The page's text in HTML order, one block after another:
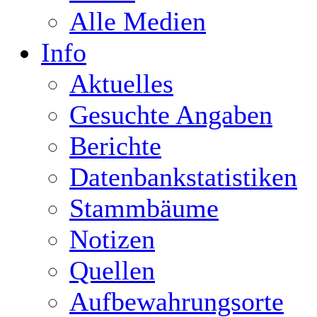
Alle Medien
Info
Aktuelles
Gesuchte Angaben
Berichte
Datenbankstatistiken
Stammbäume
Notizen
Quellen
Aufbewahrungsorte